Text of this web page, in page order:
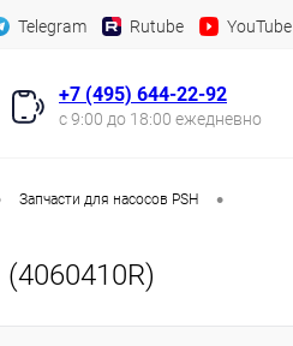
Telegram Rutube YouTube
+7 (495) 644-22-92
с 9:00 до 18:00 ежедневно
Запчасти для насосов PSH •